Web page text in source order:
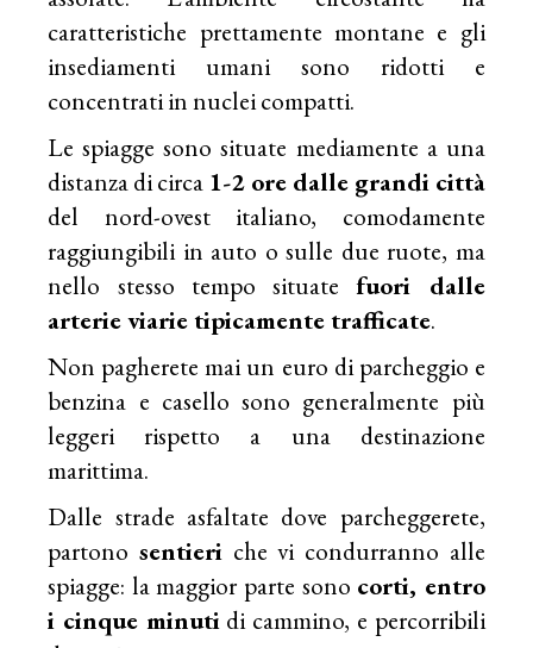
caratteristiche prettamente montane e gli
insediamenti umani sono ridotti e
concentrati in nuclei compatti.
Le spiagge sono situate mediamente a una
distanza di circa 1-2 ore dalle grandi città
del nord-ovest italiano, comodamente
raggiungibili in auto o sulle due ruote, ma
nello stesso tempo situatefuori dalle
arterie viarie tipicamente trafficate.
Non pagherete mai un euro di parcheggio e
benzina e casello sono generalmente più
leggeri rispetto a una destinazione
marittima.
Dalle strade asfaltate dove parcheggerete,
partono sentieriche vi condurranno alle
spiagge: la maggior parte sono corti, entro
i cinque minutidi cammino, e percorribili